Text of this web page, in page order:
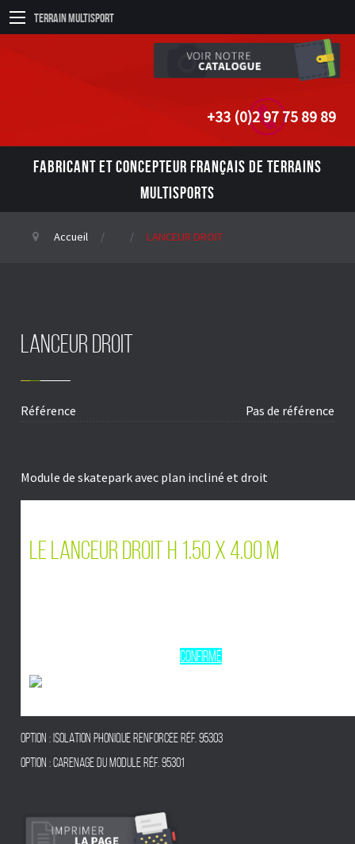
Terrain Multisport
+33 (0)2 97 75 89 89
FABRICANT ET CONCEPTEUR FRANÇAIS DE TERRAINS
MULTISPORTS
Accueil LANCEUR DROIT
LANCEUR DROIT
Référence Pas de référence
Module de skateparkavec plan incliné et droit
Le lanceur droit H 1.50 x 4.00 m
Confirmé
OPTION : ISOLATION PHONIQUE RENFORCEE Réf. 95303
OPTION : CARENAGE DU MODULE Réf. 95301